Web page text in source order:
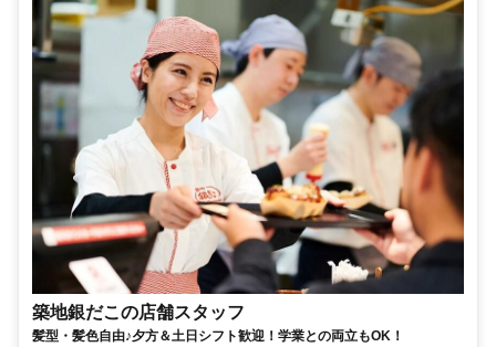
築地銀だこの店舗スタッフ
髪型・髪色自由♪夕方＆土日シフト歓迎！学業との両立もOK！